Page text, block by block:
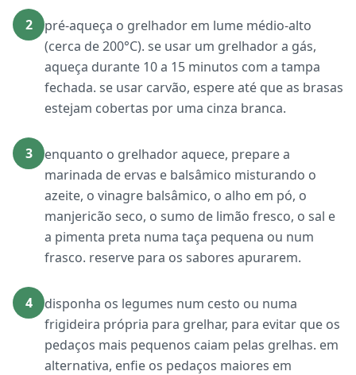
2
pré-aqueça o grelhador em lume médio-alto
(cerca de 200°C). se usar um grelhador a gás,
aqueça durante 10 a 15 minutos com a tampa
fechada. se usar carvão, espere até que as brasas
estejam cobertas por uma cinza branca.
3
enquanto o grelhador aquece, prepare a
marinada de ervas e balsâmico misturando o
azeite, o vinagre balsâmico, o alho em pó, o
manjericão seco, o sumo de limão fresco, o sal e
a pimenta preta numa taça pequena ou num
frasco. reserve para os sabores apurarem.
4
disponha os legumes num cesto ou numa
frigideira própria para grelhar, para evitar que os
pedaços mais pequenos caiam pelas grelhas. em
alternativa, enfie os pedaços maiores em